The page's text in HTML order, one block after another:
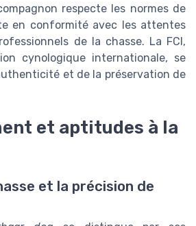
respecte les normes de
en conformité avec les attentes
de la chasse. La FCI,
cynologique internationale, se
et de la préservation de
et aptitudes à la
et la précision de